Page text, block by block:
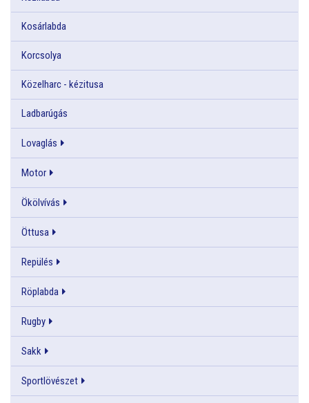
Kosárlabda
Korcsolya
Közelharc - kézitusa
Ladbarúgás
Lovaglás
Motor
Ökölvívás
Öttusa
Repülés
Röplabda
Rugby
Sakk
Sportlövészet